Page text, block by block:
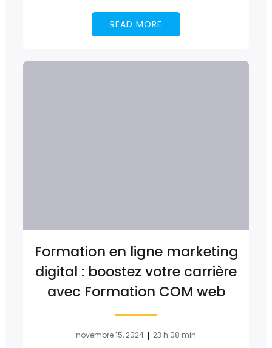
READ MORE
Formation en ligne marketing
digital : boostez votre carrière
avec Formation COM web
novembre 15, 2024 | 23 h 08 min